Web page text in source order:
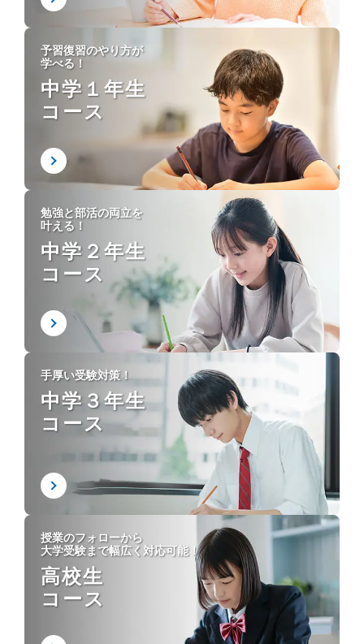
予習復習のやり方が
学べる！
中学１年生
コース
勉強と部活の両立を
叶える！
中学２年生
コース
手厚い受験対策！
中学３年生
コース
授業のフォローから
大学受験まで幅広く対応可能！
高校生
コース